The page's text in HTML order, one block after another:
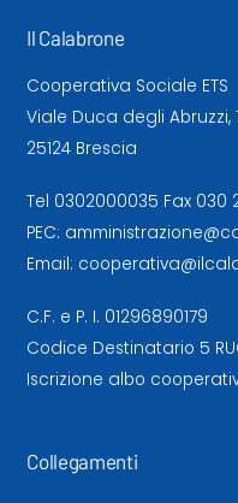
Il Calabrone
Cooperativa Sociale ETS
Viale Duca degli Abruzzi,
25124 Brescia
Tel 0302000035 Fax 030
PEC:
Email:
C.F. e P. I. 01296890179
Codice Destinatario 5
Iscrizione albo
Collegamenti